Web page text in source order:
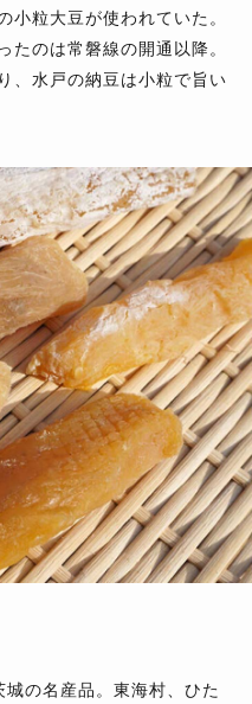
小粒大豆が使われていた。
たのは常磐線の開通以降。
、水戸の納豆は小粒で旨い
の名産品。東海村、ひた